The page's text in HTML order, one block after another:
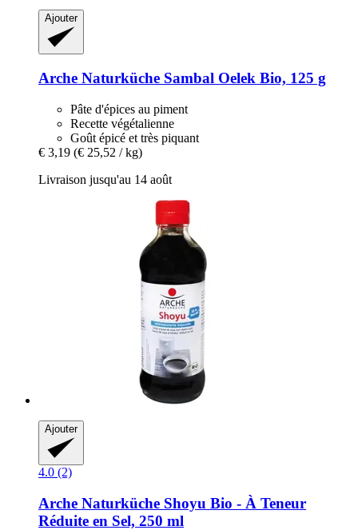
Ajouter
Arche Naturküche Sambal Oelek Bio, 125 g
Pâte d'épices au piment
Recette végétalienne
Goût épicé et très piquant
€ 3,19 (€ 25,52 / kg)
Livraison jusqu'au 14 août
Ajouter
4.0 (2)
Arche Naturküche Shoyu Bio -​ À Teneur
Réduite en Sel, 250 ml